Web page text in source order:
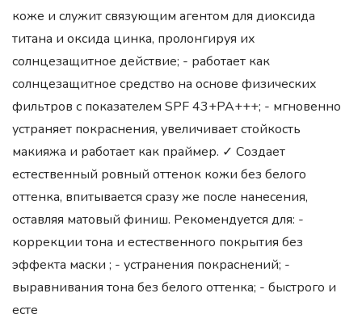
коже и служит связующим агентом для диоксида
титана и оксида цинка, пролонгируя их
солнцезащитное действие; - работает как
солнцезащитное средство на основе физических
фильтров с показателем SPF 43+PA+++; - мгновенно
устраняет покраснения, увеличивает стойкость
макияжа и работает как праймер. ✓ Создает
естественный ровный оттенок кожи без белого
оттенка, впитывается сразу же после нанесения,
оставляя матовый финиш. Рекомендуется для: -
коррекции тона и естественного покрытия без
эффекта маски ; - устранения покраснений; -
выравнивания тона без белого оттенка; - быстрого и
есте